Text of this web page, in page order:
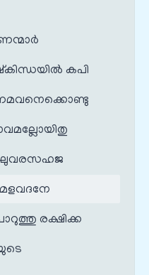
കപി
രക്ഷിക്ക